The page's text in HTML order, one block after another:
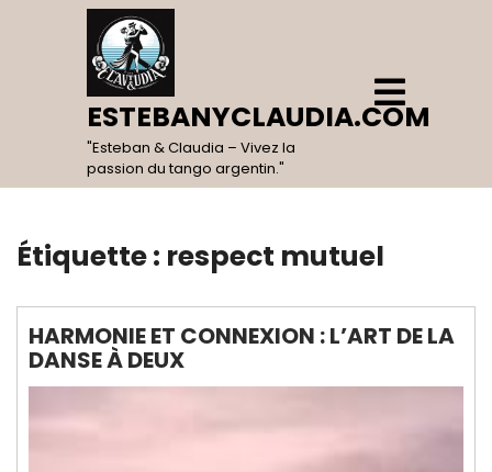
ESTEBANYCLAUDIA.COM
"Esteban & Claudia – Vivez la
passion du tango argentin."
Open
Menu
Étiquette : respect mutuel
HARMONIE ET CONNEXION : L’ART DE LA
DANSE À DEUX